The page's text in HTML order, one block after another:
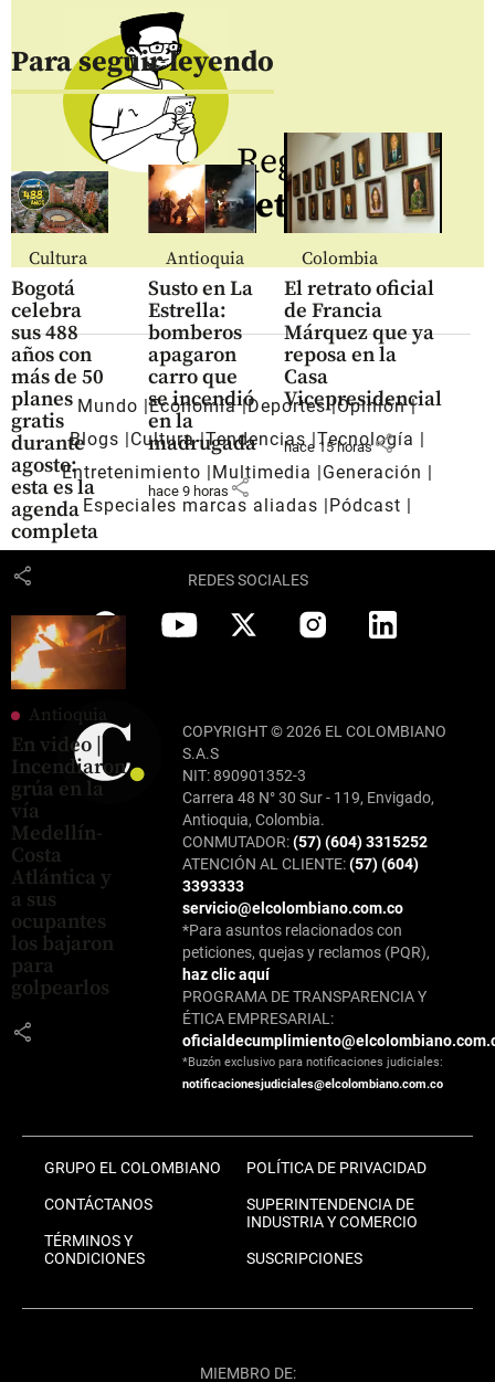
Para seguir leyendo
Cultura
Bogotá
celebra
sus 488
años con
más de 50
planes
gratis
durante
agosto:
esta es la
agenda
completa
share
Antioquia
Susto en La
Estrella:
bomberos
apagaron
carro que
se incendió
en la
madrugada
hace 9 horas share
Colombia
El retrato oficial
de Francia
Márquez que ya
reposa en la
Casa
Vicepresidencial
hace 15 horasshare
Antioquia
En video |
Incendiaron
grúa en la
vía
Medellín-
Costa
Atlántica y
a sus
ocupantes
los bajaron
para
golpearlos
share
Regístrate al
newsletter
Mundo Economía Deportes Opinión
Blogs
Cultura Tendencias Tecnología
Entretenimiento
Multimedia
Generación
Especiales marcas aliadas
Pódcast
REDES SOCIALES
COPYRIGHT © 2026 EL COLOMBIANO
S.A.S
NIT: 890901352-3
Carrera 48 N° 30 Sur - 119, Envigado,
Antioquia, Colombia.
CONMUTADOR:(57) (604) 3315252
ATENCIÓN AL CLIENTE:(57) (604)
3393333
servicio@elcolombiano.com.co
*Para asuntos relacionados con
peticiones, quejas y reclamos (PQR),
haz clic aquí
PROGRAMA DE TRANSPARENCIA Y
ÉTICA EMPRESARIAL:
*Buzón exclusivo para notificaciones judiciales:
notificacionesjudiciales@elcolombiano.com.co
GRUPO EL COLOMBIANO
CONTÁCTANOS
TÉRMINOS Y
CONDICIONES
POLÍTICA DE PRIVACIDAD
SUPERINTENDENCIA DE
INDUSTRIA Y COMERCIO
SUSCRIPCIONES
MIEMBRO DE: